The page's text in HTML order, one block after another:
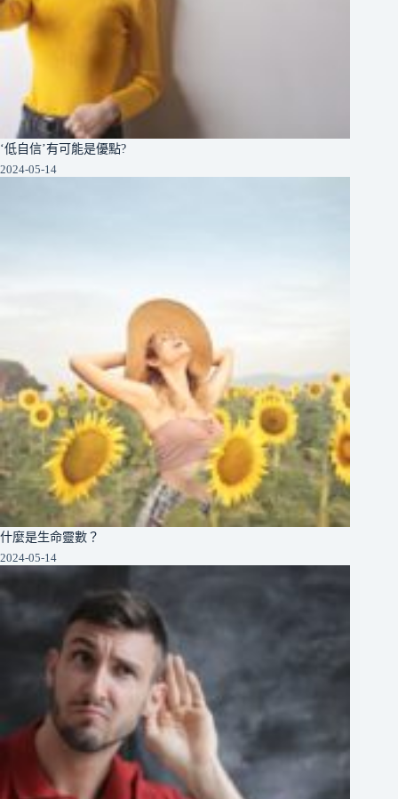
‘低自信’有可能是優點?
2024-05-14
什麼是生命靈數？
2024-05-14